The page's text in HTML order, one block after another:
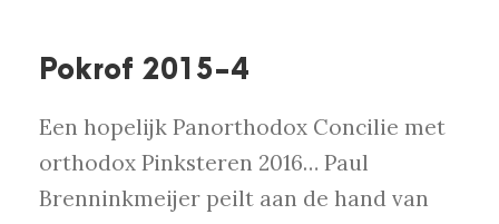
Pokrof 2015-4
Een hopelijk Panorthodox Concilie met
orthodox Pinksteren 2016… Paul
Brenninkmeijer peilt aan de hand van